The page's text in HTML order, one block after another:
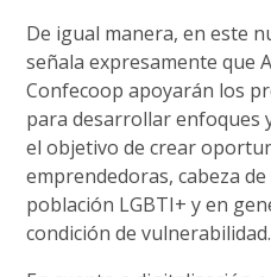
De igual manera, en este
señala expresamente que
Confecoop apoyarán los
para desarrollar enfoques
el objetivo de crear
emprendedoras, cabeza
población LGBTI+ y en
condición de vulnerabilidad.